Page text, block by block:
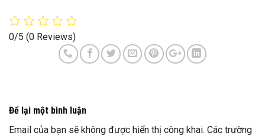
0/5 (0 Reviews)
Để lại một bình luận
Email của bạn sẽ không được hiển thị công khai. Các trường